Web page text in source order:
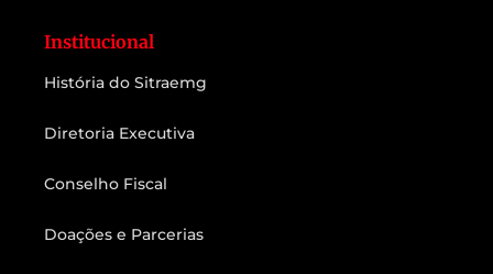
Institucional
História do Sitraemg
Diretoria Executiva
Conselho Fiscal
Doações e Parcerias